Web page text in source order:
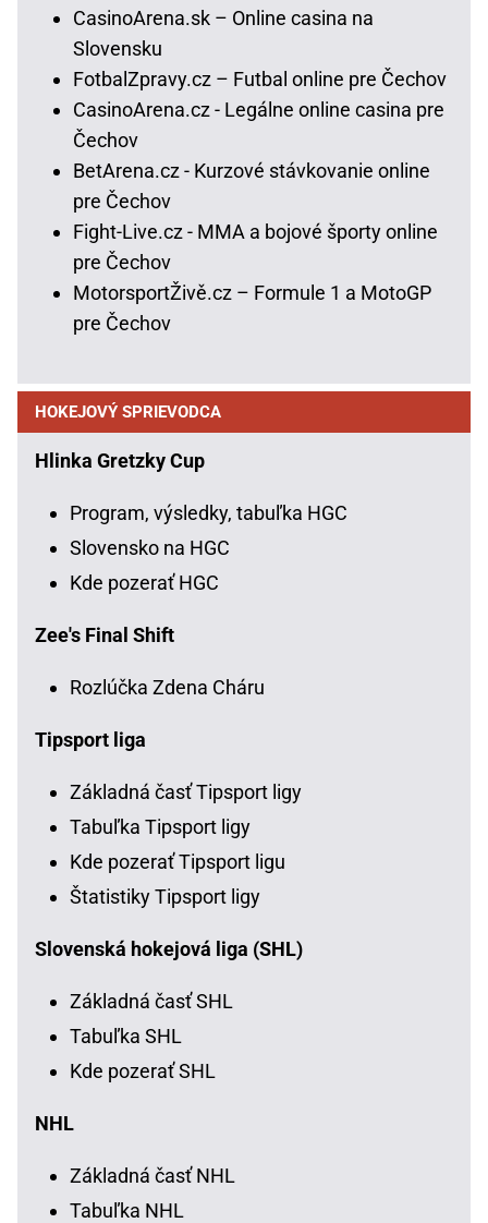
CasinoArena.sk – Online casina na
Slovensku
FotbalZpravy.cz – Futbal online pre Čechov
CasinoArena.cz - Legálne online casina pre
Čechov
BetArena.cz - Kurzové stávkovanie online
pre Čechov
Fight-Live.cz - MMA a bojové športy online
pre Čechov
MotorsportŽivě.cz – Formule 1 a MotoGP
pre Čechov
HOKEJOVÝ SPRIEVODCA
Hlinka Gretzky Cup
Program, výsledky, tabuľka HGC
Slovensko na HGC
Kde pozerať HGC
Zee's Final Shift
Rozlúčka Zdena Cháru
Tipsport liga
Základná časť Tipsport ligy
Tabuľka Tipsport ligy
Kde pozerať Tipsport ligu
Štatistiky Tipsport ligy
Slovenská hokejová liga (SHL)
Základná časť SHL
Tabuľka SHL
Kde pozerať SHL
NHL
Základná časť NHL
Tabuľka NHL